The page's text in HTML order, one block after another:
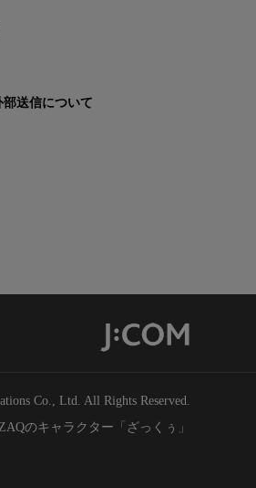
送信について
Co., Ltd. All Rights Reserved.
のキャラクター「ざっくぅ」